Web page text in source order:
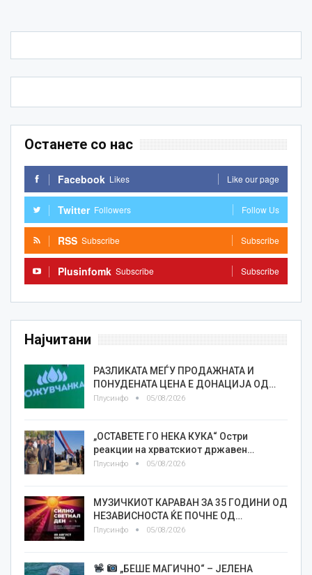
Останете со нас
Facebook Likes Like our page
Twitter Followers Follow Us
RSS Subscribe Subscribe
Plusinfomk Subscribe Subscribe
Најчитани
РАЗЛИКАТА МЕЃУ ПРОДАЖНАТА И
ПОНУДЕНАТА ЦЕНА Е ДОНАЦИЈА ОД…
Плусинфо 05/08/2026
„ОСТАВЕТЕ ГО НЕКА КУКА“ Остри
реакции на хрватскиот државен…
Плусинфо 05/08/2026
МУЗИЧКИОТ КАРАВАН ЗА 35 ГОДИНИ ОД
НЕЗАВИСНОСТА ЌЕ ПОЧНЕ ОД…
Плусинфо 05/08/2026
„БЕШЕ МАГИЧНО“ – ЈЕЛЕНА